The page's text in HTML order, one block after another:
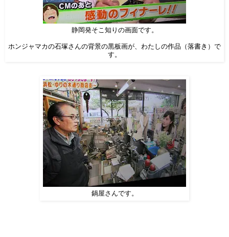
静岡発そこ知りの画面です。
ホンジャマカの石塚さんの背景の黒板画が、わたしの作品（落書き）で
す。
鍋屋さんです。